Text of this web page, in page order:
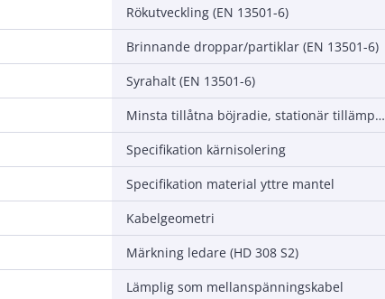
Rökutveckling (EN 13501-6)
Brinnande droppar/partiklar (EN 13501-6)
Syrahalt (EN 13501-6)
Minsta tillåtna böjradie, stationär tillämpning/permanent installation
Specifikation kärnisolering
Specifikation material yttre mantel
Kabelgeometri
Märkning ledare (HD 308 S2)
Lämplig som mellanspänningskabel